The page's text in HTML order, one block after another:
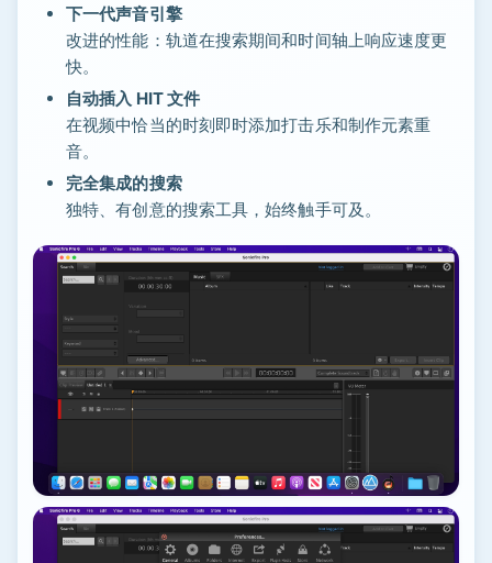
下一代声音引擎
改进的性能：轨道在搜索期间和时间轴上响应速度更
快。
自动插入 HIT 文件
在视频中恰当的时刻即时添加打击乐和制作元素重
音。
完全集成的搜索
独特、有创意的搜索工具，始终触手可及。